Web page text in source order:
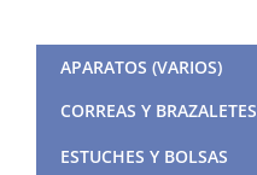
APARATOS (VARIOS)
CORREAS Y BRAZALETES
ESTUCHES Y BOLSAS